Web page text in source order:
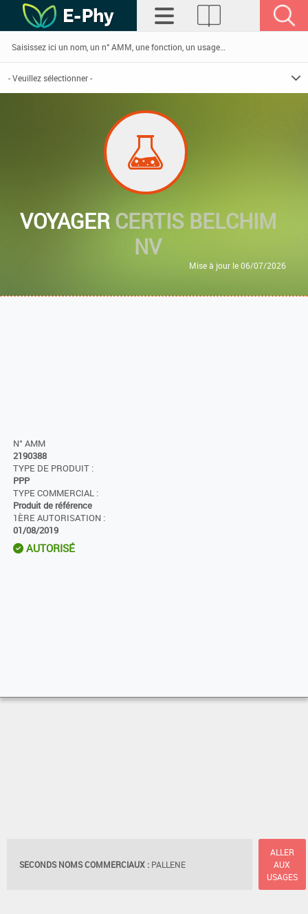
VOYAGERCERTIS BELCHIM
NV
Mise à jour le 06/07/2026
N° AMM
2190388
TYPE DE PRODUIT :
PPP
TYPE COMMERCIAL :
Produit de référence
1ÈRE AUTORISATION :
01/08/2019
AUTORISÉ
SECONDS NOMS COMMERCIAUX : PALLENE
ALLER
AUX
USAGES